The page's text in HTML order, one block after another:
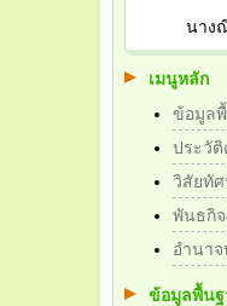
นาง
เมนูหลัก
ข้อมูล
ประวัติ
วิสัยทัศ
พันธกิจ
อำนา
ข้อมูลพื้น